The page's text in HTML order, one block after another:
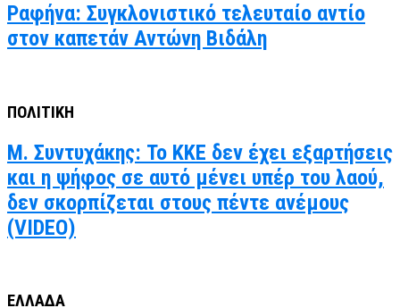
Ραφήνα: Συγκλονιστικό τελευταίο αντίο
στον καπετάν Αντώνη Βιδάλη
ΠΟΛΙΤΙΚΗ
Μ. Συντυχάκης: Το ΚΚΕ δεν έχει εξαρτήσεις
και η ψήφος σε αυτό μένει υπέρ του λαού,
δεν σκορπίζεται στους πέντε ανέμους
(VIDEO)
ΕΛΛΑΔΑ